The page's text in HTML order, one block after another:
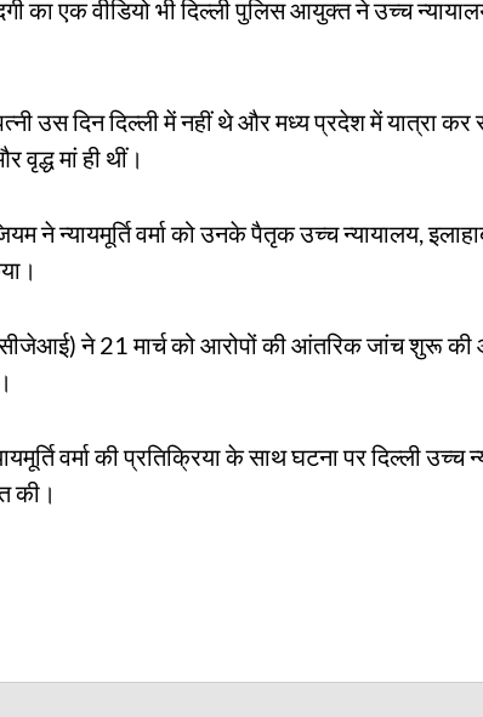
का एक वीडियो भी दिल्ली पुलिस आयुक्त ने उच्च
पत्नी उस दिन दिल्ली में नहीं थे और मध्य प्रदेश में
मां ही थीं।
ने न्यायमूर्ति वर्मा को उनके पैतृक उच्च न्यायालय,
ने 21 मार्च को आरोपों की आंतरिक जांच शुरू
वर्मा की प्रतिक्रिया के साथ घटना पर दिल्ली उच्च
की।